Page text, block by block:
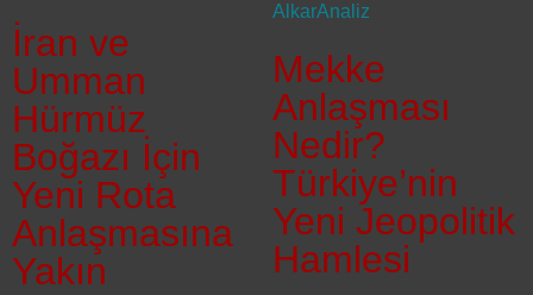
İran ve
Umman
Hürmüz
Boğazı İçin
Yeni Rota
Anlaşmasına
Yakın
AlkarAnaliz
Mekke
Anlaşması
Nedir?
Türkiye’nin
Yeni Jeopolitik
Hamlesi